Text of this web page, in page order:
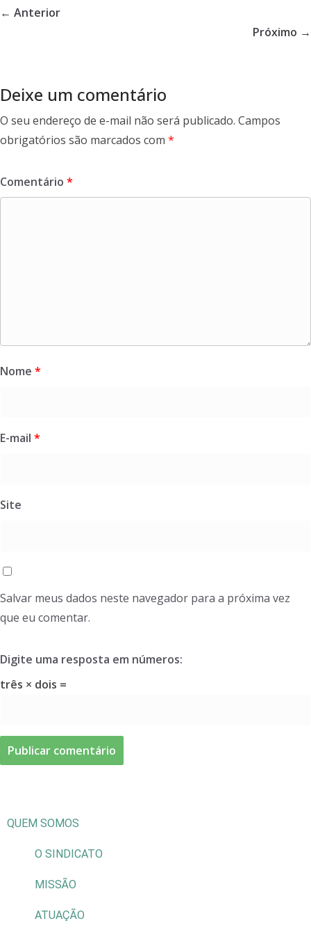
b
← Anterior
Próximo →
Deixe um comentário
O seu endereço de e-mail não será publicado. Campos
obrigatórios são marcados com *
Comentário *
Nome *
E-mail *
Site
Salvar meus dados neste navegador para a próxima vez
que eu comentar.
Digite uma resposta em números:
três × dois =
QUEM SOMOS
O SINDICATO
MISSÃO
ATUAÇÃO